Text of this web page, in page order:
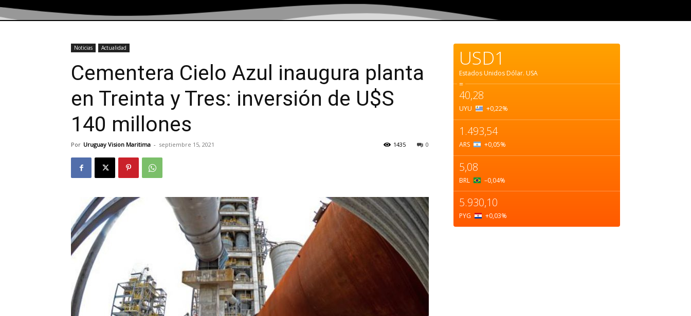
Noticias Actualidad
Cementera Cielo Azul inaugura planta
en Treinta y Tres: inversión de U$S
140 millones
Por Uruguay Vision Maritima - septiembre 15, 2021 0
1435
USD1
Estados Unidos Dólar. USA
=
40,28
UYU +0,22%
1.493,54
ARS +0,05%
5,08
BRL –0,04%
5.930,10
PYG +0,03%